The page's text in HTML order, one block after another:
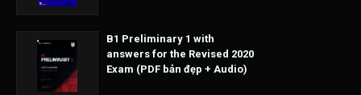
B1 Preliminary 1 with
answers for the Revised 2020
Exam (PDF bản đẹp + Audio)